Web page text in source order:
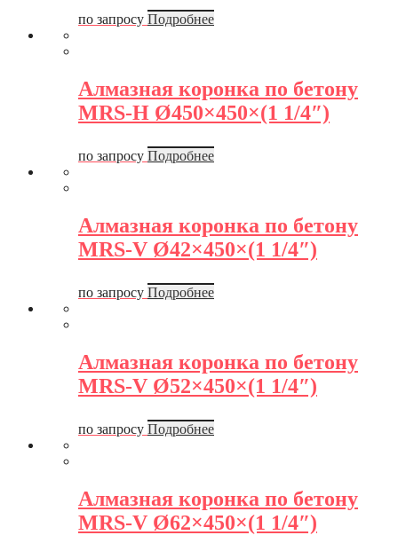
по запросу Подробнее
Алмазная коронка по бетону
MRS-H Ø450×450×(1 1/4″)
по запросу Подробнее
Алмазная коронка по бетону
MRS-V Ø42×450×(1 1/4″)
по запросу Подробнее
Алмазная коронка по бетону
MRS-V Ø52×450×(1 1/4″)
по запросу Подробнее
Алмазная коронка по бетону
MRS-V Ø62×450×(1 1/4″)